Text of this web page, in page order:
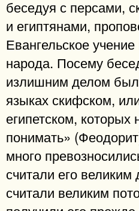
беседуя с персами,
и египтянами,
Евангельское
народа. Посему
излишним делом
языках скифском,
египетском,
понимать»
много
считали его
считали великим